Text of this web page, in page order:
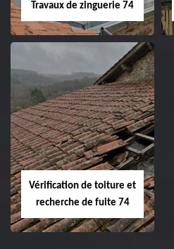
Travaux de zinguerie 74
Vérification de toiture et
recherche de fuite 74